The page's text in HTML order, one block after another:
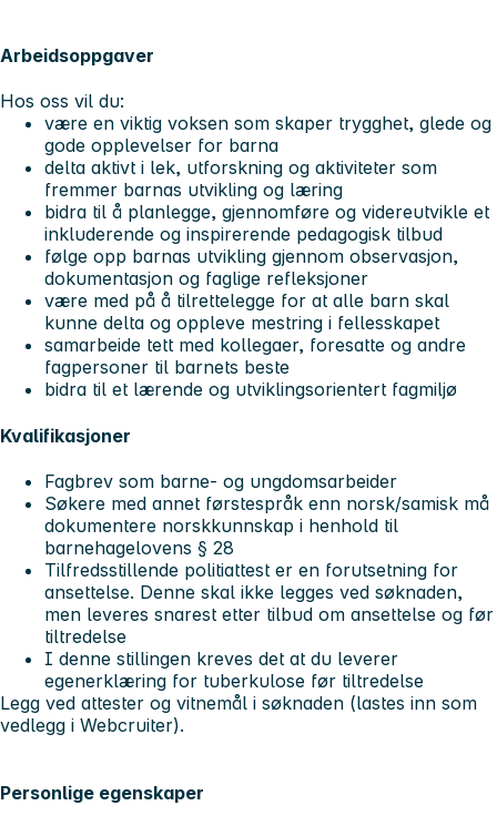
Arbeidsoppgaver
Hos oss vil du:
være en viktig voksen som skaper trygghet, glede og
gode opplevelser for barna
delta aktivt i lek, utforskning og aktiviteter som
fremmer barnas utvikling og læring
bidra til å planlegge, gjennomføre og videreutvikle et
inkluderende og inspirerende pedagogisk tilbud
følge opp barnas utvikling gjennom observasjon,
dokumentasjon og faglige refleksjoner
være med på å tilrettelegge for at alle barn skal
kunne delta og oppleve mestring i fellesskapet
samarbeide tett med kollegaer, foresatte og andre
fagpersoner til barnets beste
bidra til et lærende og utviklingsorientert fagmiljø
Kvalifikasjoner
Fagbrev som barne- og ungdomsarbeider
Søkere med annet førstespråk enn norsk/samisk må
dokumentere norskkunnskap i henhold til
barnehagelovens § 28
Tilfredsstillende politiattest er en forutsetning for
ansettelse. Denne skal ikke legges ved søknaden,
men leveres snarest etter tilbud om ansettelse og før
tiltredelse
I denne stillingen kreves det at du leverer
egenerklæring for tuberkulose før tiltredelse
Legg ved attester og vitnemål i søknaden (lastes inn som
vedlegg i Webcruiter).
Personlige egenskaper